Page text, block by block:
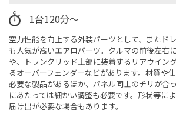
1台120分～
空力性能を向上する外装パーツとして、またド
も人気が高いエアロパーツ。クルマの前後左右
や、トランクリッド上部に装着するリアウイン
るオーバーフェンダーなどがあります。材質や
必要な製品があるほか、パネル同士のチリが合
にあたっては細かい調整も必要です。形状等に
届け出が必要な場合もあります。